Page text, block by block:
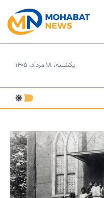
یکشنبه، ۱۸ مرداد، ۱۴۰۵